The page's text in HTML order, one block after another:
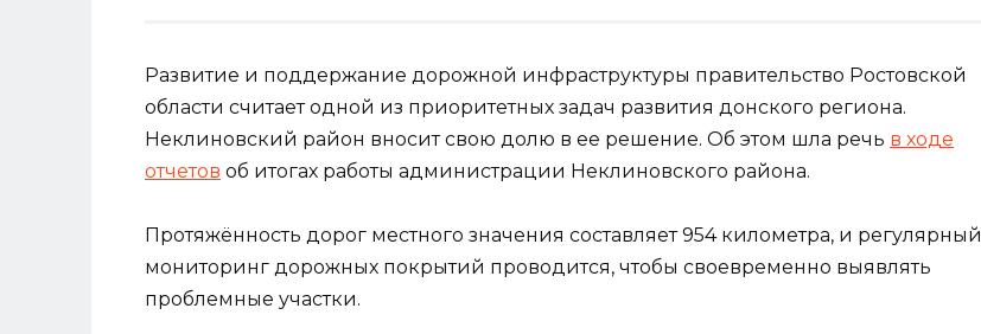
Развитие и поддержание дорожной инфраструктуры правительство Ростовской
области считает одной из приоритетных задач развития донского региона.
Неклиновский район вносит свою долю в ее решение. Об этом шла речь в ходе
отчетов об итогах работы администрации Неклиновского района.
Протяжённость дорог местного значения составляет 954 километра, и регулярный
мониторинг дорожных покрытий проводится, чтобы своевременно выявлять
проблемные участки.